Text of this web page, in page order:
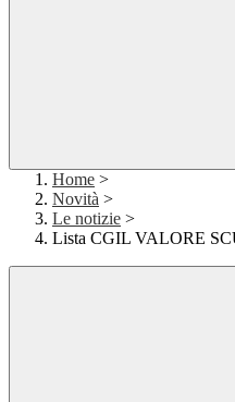
Home >
Novità >
Le notizie >
Lista CGIL VALORE